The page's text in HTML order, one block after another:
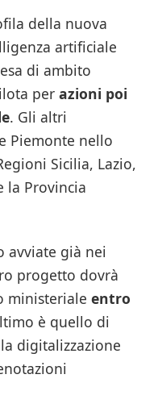
della nuova
artificiale
di ambito
per azioni poi
. Gli altri
Piemonte nello
Sicilia, Lazio,
la Provincia
avviate già nei
progetto dovrà
ministeriale entro
è quello di
digitalizzazione